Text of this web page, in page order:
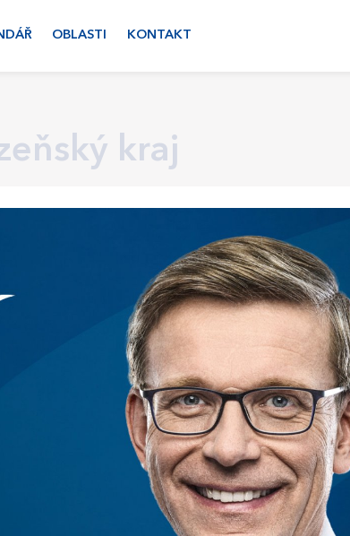
OBLASTI KONTAKT
kraj